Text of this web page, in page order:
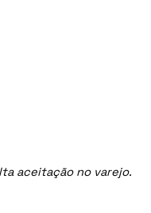
aceitação no varejo.